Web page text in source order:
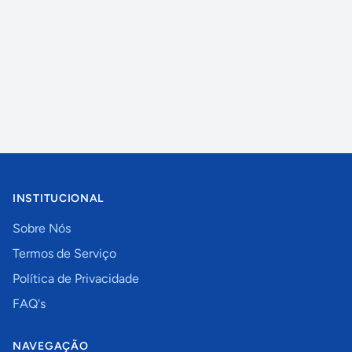
INSTITUCIONAL
Sobre Nós
Termos de Serviço
Política de Privacidade
FAQ's
NAVEGAÇÃO